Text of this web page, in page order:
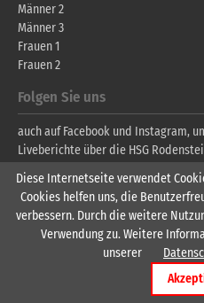
Männer 2
Männer 3
Frauen 1
Frauen 2
Folgen Sie uns
auch auf Facebook und Instagram,
Liveberichte über die HSG
Copyright © 2026 HSG Rodenstein |
Diese Internetseite verwendet
Cookies helfen uns, die
verbessern. Durch die weitere
Verwendung zu. Weitere
unserer